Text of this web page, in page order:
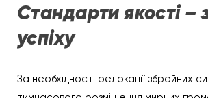
Стандарти якості –
успіху
За необхідності релокації збройних